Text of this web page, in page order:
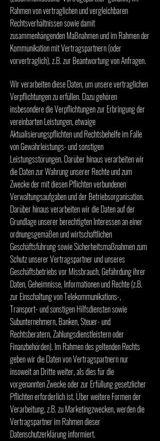
Rahmen von vertraglichen und vergleichbaren
Rechtsverhältnissen sowie damit
zusammenhängenden Maßnahmen und im Rahmen der
Kommunikation mit Vertragspartnern (oder
vorvertraglich), z.B. zur Beantwortung von Anfragen.
Wir verarbeiten diese Daten, um unsere vertraglichen
Verpflichtungen zu erfüllen. Dazu gehören
insbesondere die Verpflichtungen zur Erbringung der
vereinbarten Leistungen, etwaige
Aktualisierungspflichten und Rechtsbehelfe im Falle
von Gewährleistungs- und sonstigen
Leistungsstörungen. Darüber hinaus verarbeiten wir
die Daten zur Wahrung unserer Rechte und zum
Zwecke der mit diesen Pflichten verbundenen
Verwaltungsaufgaben und der Betriebsorganisation.
Darüber hinaus verarbeiten wir die Daten auf der
Grundlage unserer berechtigten Interessen an einer
ordnungsgemäßen und wirtschaftlichen
Geschäftsführung sowie Sicherheitsmaßnahmen zum
Schutz unserer Vertragspartner und unseres
Geschäftsbetriebs vor Missbrauch, Gefährdung ihrer
Daten, Geheimnisse, Informationen und Rechte (z.B.
zur Einschaltung von Telekommunikations-,
Transport- und sonstigen Hilfsdiensten sowie
Subunternehmern, Banken, Steuer- und
Rechtsberatern, Zahlungsdienstleistern oder
Finanzbehörden). Im Rahmen des geltenden Rechts
geben wir die Daten von Vertragspartnern nur
insoweit an Dritte weiter, als dies für die
vorgenannten Zwecke oder zur Erfüllung gesetzlicher
Pflichten erforderlich ist. Über weitere Formen der
Verarbeitung, z.B. zu Marketingzwecken, werden die
Vertragspartner im Rahmen dieser
Datenschutzerklärung informiert.